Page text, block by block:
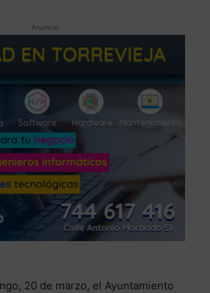
Anuncio
20 de marzo, el Ayuntamiento